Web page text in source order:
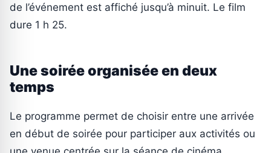
de l’événement est affiché jusqu’à minuit. Le film
dure 1 h 25.
Une soirée organisée en deux
temps
Le programme permet de choisir entre une arrivée
en début de soirée pour participer aux activités ou